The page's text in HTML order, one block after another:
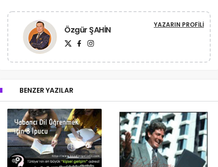
Özgür ŞAHİN YAZARIN PROFILI
BENZER YAZILAR